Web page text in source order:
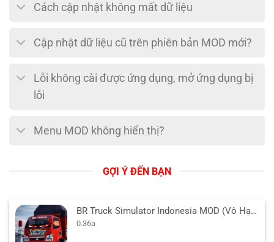
Cách cập nhật không mất dữ liệu
Cập nhật dữ liệu cũ trên phiên bản MOD mới?
Lỗi không cài được ứng dụng, mở ứng dụng bị
lỗi
Menu MOD không hiển thị?
GỢI Ý ĐẾN BẠN
BR Truck Simulator Indonesia MOD (Vô Hạn Tiền) v0.36a APK
0.36a